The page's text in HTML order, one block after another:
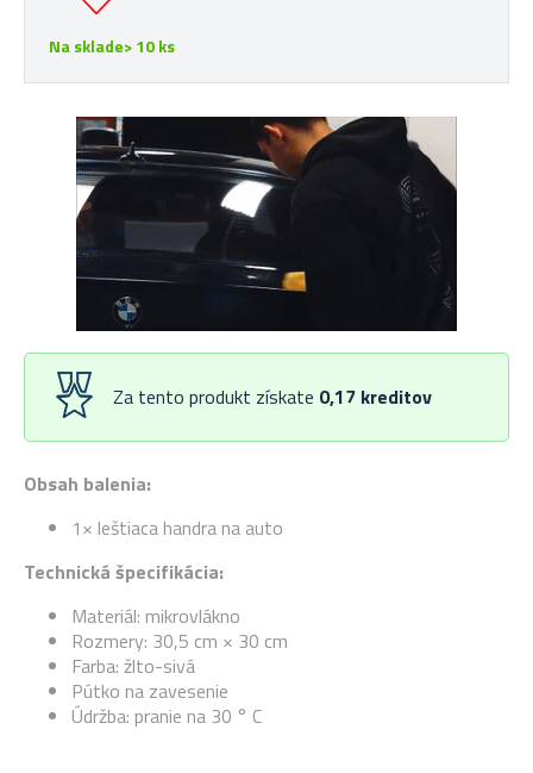
Obsah balenia:
1× leštiaca handra na auto
Technická špecifikácia:
Materiál: mikrovlákno
Rozmery: 30,5 cm × 30 cm
Farba: žlto-sivá
Pútko na zavesenie
Údržba: pranie na 30 ° C
Na sklade> 10 ks
Za tento produkt získate 0,17 kreditov